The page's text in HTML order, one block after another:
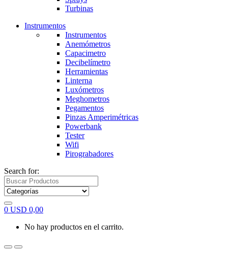
Turbinas
Instrumentos
Instrumentos
Anemómetros
Capacimetro
Decibelímetro
Herramientas
Linterna
Luxómetros
Meghometros
Pegamentos
Pinzas Amperimétricas
Powerbank
Tester
Wifi
Pirograbadores
Search for:
0 USD 0,00
No hay productos en el carrito.